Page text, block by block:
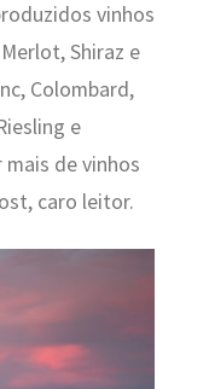
vinhos
Shiraz e
Colombard,
e
mais de vinhos
caro leitor.